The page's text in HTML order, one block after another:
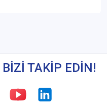
BİZİ TAKİP EDİN!